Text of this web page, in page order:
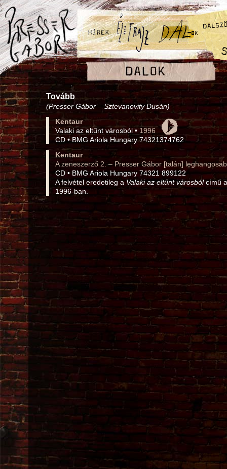
Tovább
(Presser Gábor – Sztevanovity Dusán)
Kentaur
Valaki az eltűnt városból • 1996
CD • BMG Ariola Hungary 74321374762
Kentaur
A zeneszerző 2. – Presser Gábor [talán]
CD • BMG Ariola Hungary 74321 899122
A felvétel eredetileg a Valaki az eltűnt városbólcímű
1996‑ban.